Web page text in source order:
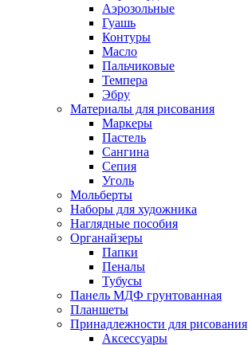
Аэрозольные
Гуашь
Контуры
Масло
Пальчиковые
Темпера
Эбру
Материалы для рисования
Маркеры
Пастель
Сангина
Сепия
Уголь
Мольберты
Наборы для художника
Наглядные пособия
Органайзеры
Папки
Пеналы
Тубусы
Панель МДФ грунтованная
Планшеты
Принадлежности для рисования
Аксессуары